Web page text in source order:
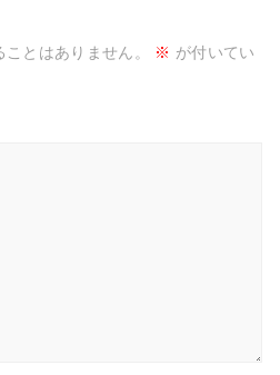
とはありません。 ※ が付いてい